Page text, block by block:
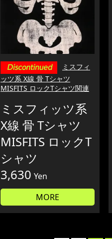
ミスフィ
ッツ系 X線 骨 Tシャツ
MISFITS ロックTシャツ関連
ミスフィッツ系
X線 骨 Tシャツ
MISFITS ロックT
シャツ
3,630 Yen
MORE